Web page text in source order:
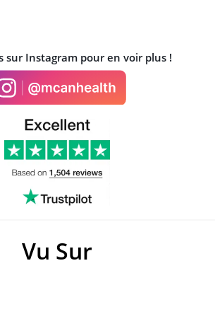
sur Instagram pour en voir plus !
Vu Sur